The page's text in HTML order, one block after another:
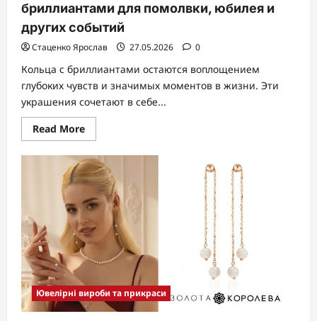
бриллиантами для помолвки, юбилея и
других событий
Стаценко Ярослав 27.05.2026 0
Кольца с бриллиантами остаются воплощением
глубоких чувств и значимых моментов в жизни. Эти
украшения сочетают в себе...
Read MoreRead
more
Подарок
со
смыслом:
кольца
с
бриллиантами
для
помолвки,
юбилея
и
других
событий
Ювелірні вироби та прикраси